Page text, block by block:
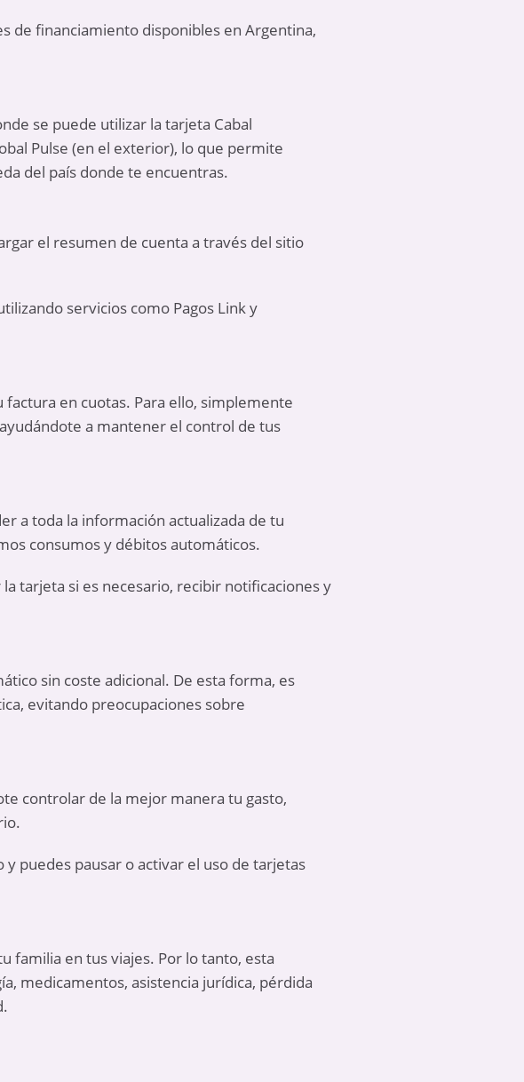
de financiamiento disponibles en Argentina,
se puede utilizar la tarjeta Cabal
Pulse (en el exterior), lo que permite
del país donde te encuentras.
el resumen de cuenta a través del sitio
servicios como Pagos Link y
en cuotas. Para ello, simplemente
a mantener el control de tus
a toda la información actualizada de tu
consumos y débitos automáticos.
tarjeta si es necesario, recibir notificaciones y
sin coste adicional. De esta forma, es
evitando preocupaciones sobre
controlar de la mejor manera tu gasto,
puedes pausar o activar el uso de tarjetas
familia en tus viajes. Por lo tanto, esta
medicamentos, asistencia jurídica, pérdida